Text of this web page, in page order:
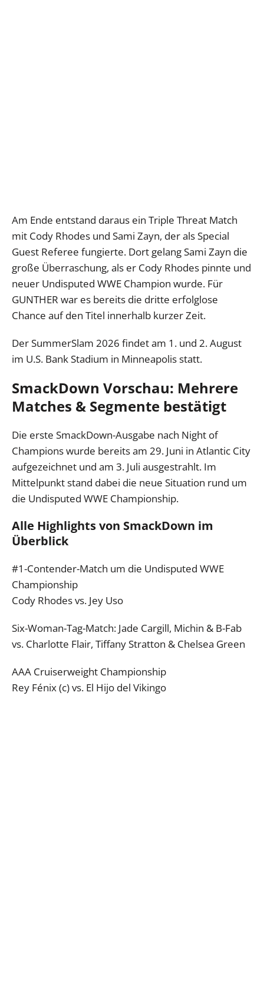
Am Ende entstand daraus ein Triple Threat Match
mit Cody Rhodes und Sami Zayn, der als Special
Guest Referee fungierte. Dort gelang Sami Zayn die
große Überraschung, als er Cody Rhodes pinnte und
neuer Undisputed WWE Champion wurde. Für
GUNTHER war es bereits die dritte erfolglose
Chance auf den Titel innerhalb kurzer Zeit.
Der SummerSlam 2026 findet am 1. und 2. August
im U.S. Bank Stadium in Minneapolis statt.
SmackDown Vorschau: Mehrere
Matches & Segmente bestätigt
Die erste SmackDown-Ausgabe nach Night of
Champions wurde bereits am 29. Juni in Atlantic City
aufgezeichnet und am 3. Juli ausgestrahlt. Im
Mittelpunkt stand dabei die neue Situation rund um
die Undisputed WWE Championship.
Alle Highlights von SmackDown im
Überblick
#1-Contender-Match um die Undisputed WWE
Championship
Cody Rhodes vs. Jey Uso
Six-Woman-Tag-Match: Jade Cargill, Michin & B-Fab
vs. Charlotte Flair, Tiffany Stratton & Chelsea Green
AAA Cruiserweight Championship
Rey Fénix (c) vs. El Hijo del Vikingo